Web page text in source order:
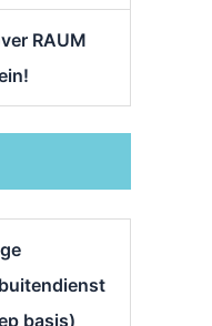
RAUM
basis)